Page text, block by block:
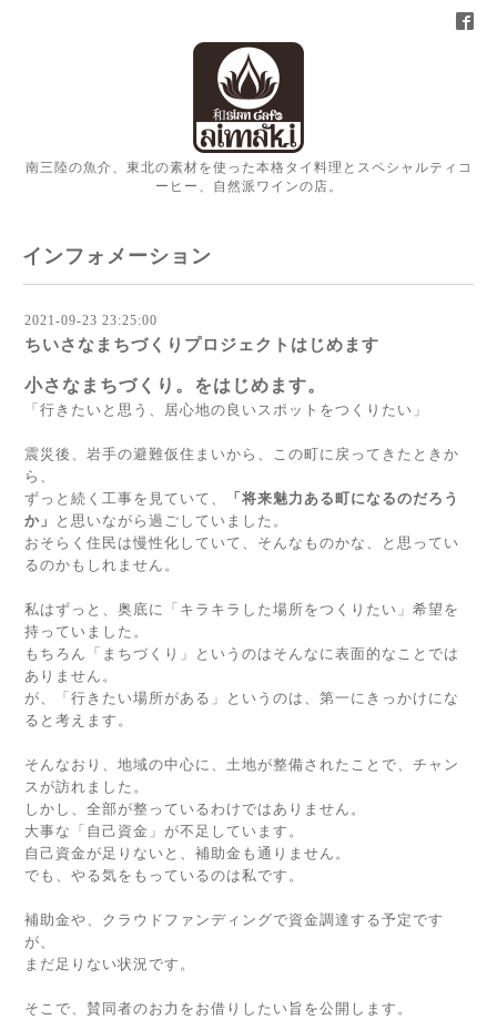
南三陸の魚介、東北の素材を使った本格タイ料理とスペシャルティコ
ーヒー、自然派ワインの店。
インフォメーション
2021-09-23 23:25:00
ちいさなまちづくりプロジェクトはじめます
小さなまちづくり。をはじめます。
「行きたいと思う、居心地の良いスポットをつくりたい」
震災後、岩手の避難仮住まいから、この町に戻ってきたときか
ら、
ずっと続く工事を見ていて、
「将来魅力ある町になるのだろう
か」
と思いながら過ごしていました。
おそらく住民は慢性化していて、そんなものかな、と思ってい
るのかもしれません。
私はずっと、奥底に「キラキラした場所をつくりたい」希望を
持っていました。
もちろん「まちづくり」というのはそんなに表面的なことでは
ありません。
が、「行きたい場所がある」というのは、第一にきっかけにな
ると考えます。
そんなおり、地域の中心に、土地が整備されたことで、チャン
スが訪れました。
しかし、全部が整っているわけではありません。
大事な「自己資金」が不足しています。
自己資金が足りないと、補助金も通りません。
でも、やる気をもっているのは私です。
補助金や、クラウドファンディングで資金調達する予定です
が、
まだ足りない状況です。
そこで、賛同者のお力をお借りしたい旨を公開します。